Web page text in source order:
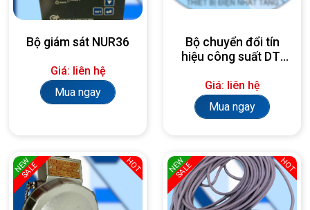
Bộ giám sát NUR36
Giá: liên hệ
Mua ngay
Bộ chuyển đổi tín
hiệu công suất DT-
Giá: liên hệ
Mua ngay
NEW HOT
SALE NEW HOT
SALE